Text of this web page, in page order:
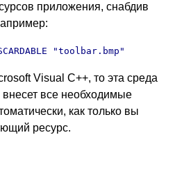
приложения, снабдив
"toolbar.bmp"
Visual C++, то эта среда
все необходимые
как только вы
ресурс.